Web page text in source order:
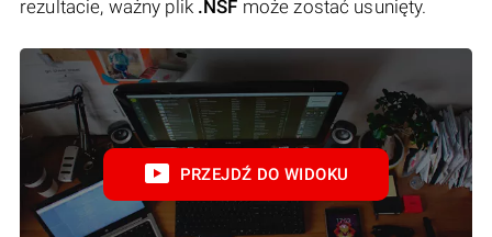
rezultacie, ważny plik .NSF może zostać usunięty.
PRZEJDŹ DO WIDOKU